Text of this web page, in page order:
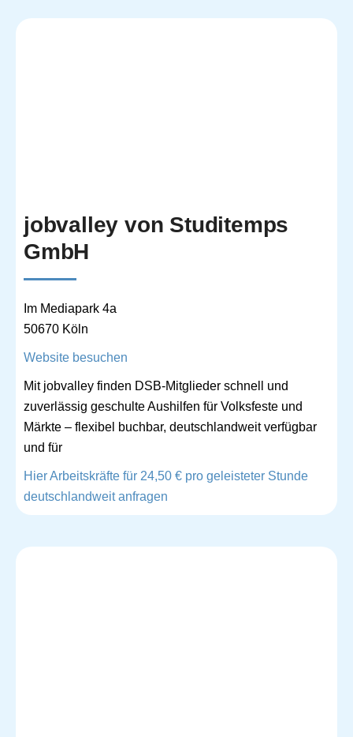
jobvalley von Studitemps
GmbH
Im Mediapark 4a
50670 Köln
Website besuchen
Mit jobvalley finden DSB-Mitglieder schnell und
zuverlässig geschulte Aushilfen für Volksfeste und
Märkte – flexibel buchbar, deutschlandweit verfügbar
und für
Hier Arbeitskräfte für 24,50 € pro geleisteter Stunde
deutschlandweit anfragen